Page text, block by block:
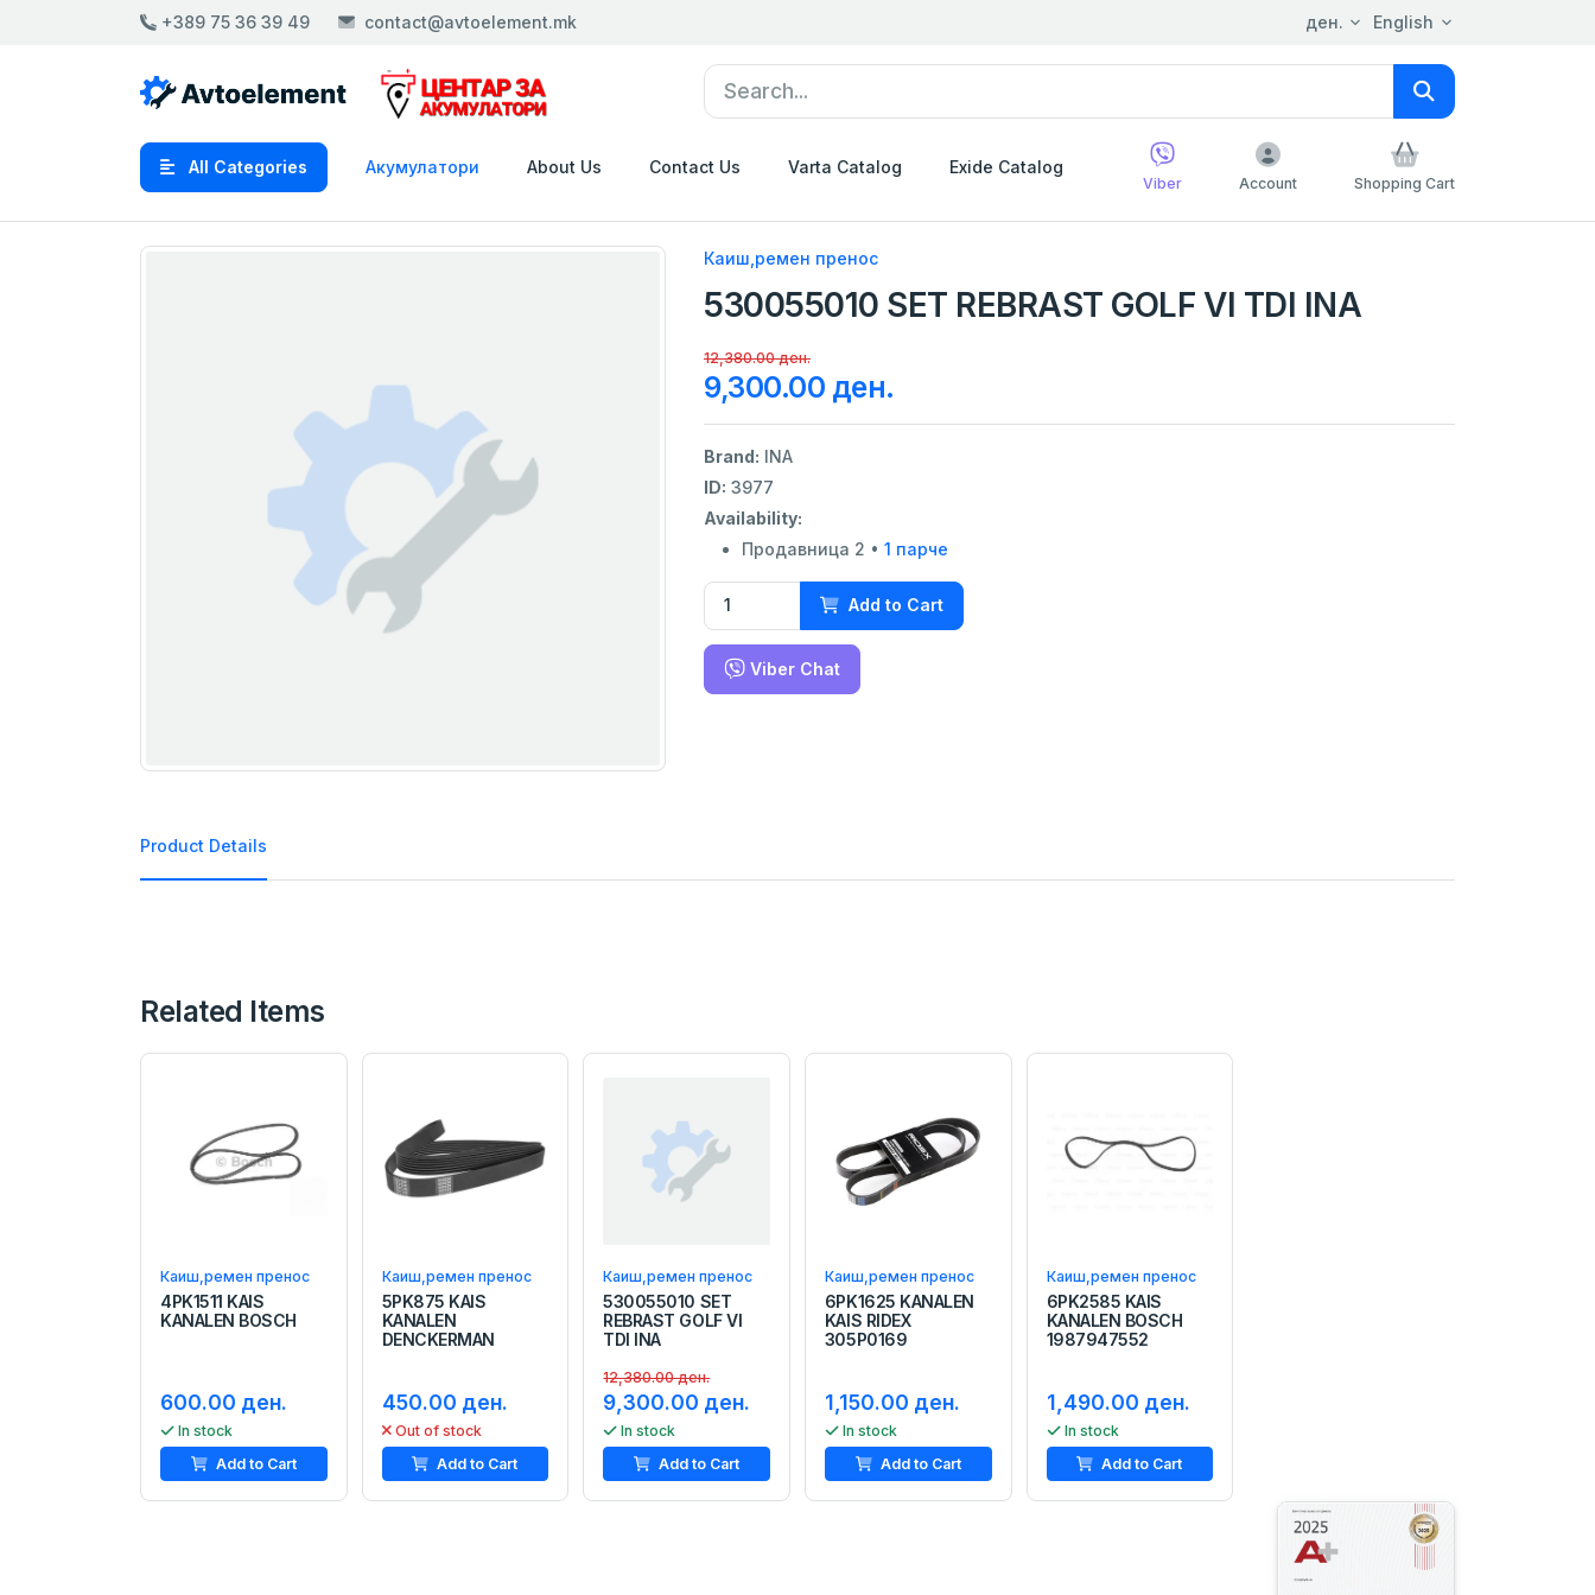
+389 75 36 39 49 contact@avtoelement.mk ден. English
All Categories Акумулатори About Us Contact Us Varta Catalog Exide Catalog
Viber Account Shopping Cart
Каиш,ремен пренос
530055010 SET REBRAST GOLF VI TDI INA
12,380.00 ден.
9,300.00 ден.
Brand: INA
ID: 3977
Availability:
Продавница 2 • 1 парче
Add to Cart
Viber Chat
Product Details
Related Items
Каиш,ремен пренос
4PK1511 KAIS
KANALEN BOSCH
600.00 ден.
In stock
Add to Cart
Каиш,ремен пренос
5PK875 KAIS
KANALEN
DENCKERMAN
450.00 ден.
Out of stock
Add to Cart
Каиш,ремен пренос
530055010 SET
REBRAST GOLF VI
TDI INA
12,380.00 ден.
9,300.00 ден.
In stock
Add to Cart
Каиш,ремен пренос
6PK1625 KANALEN
KAIS RIDEX
305P0169
1,150.00 ден.
In stock
Add to Cart
Каиш,ремен пренос
6PK2585 KAIS
KANALEN BOSCH
1987947552
1,490.00 ден.
In stock
Add to Cart